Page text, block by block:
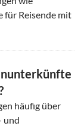
für Reisende mit
häufig über
und